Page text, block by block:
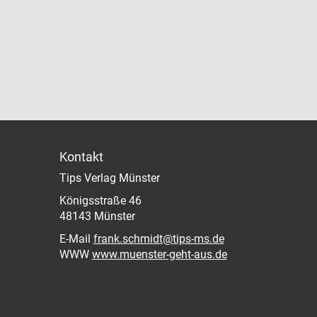
Kontakt
Tips Verlag Münster
Königsstraße 46
48143 Münster
E-Mail frank.schmidt@tips-ms.de
WWW www.muenster-geht-aus.de